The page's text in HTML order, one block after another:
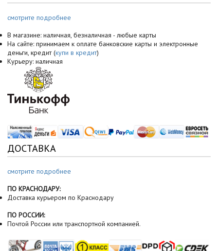
смотрите подробнее
В магазине: наличная, безналичная - любые карты
На сайте: принимаем к оплате банковские карты и электронные
деньги, кредит (купи в кредит)
Курьеру: наличная
ДОСТАВКА
смотрите подробнее
ПО КРАСНОДАРУ:
Доставка курьером по Краснодару
ПО РОССИИ:
Почтой России или транспортной компанией.